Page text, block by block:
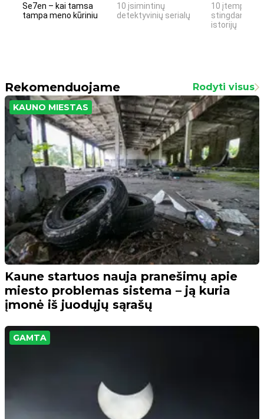
Se7en – kai tamsa
tampa meno kūriniu
10 įsimintinų
detektyvinių serialų
10 įtemptų,
stingdančių
istorijų
Rekomenduojame Rodyti visus
KAUNO MIESTAS
Kaune startuos nauja pranešimų apie
miesto problemas sistema – ją kuria
įmonė iš juodųjų sąrašų
GAMTA